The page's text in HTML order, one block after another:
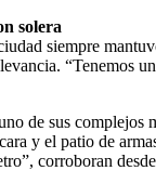
solera
siempre
“Tenemos
de sus
y el patio de
corroboran